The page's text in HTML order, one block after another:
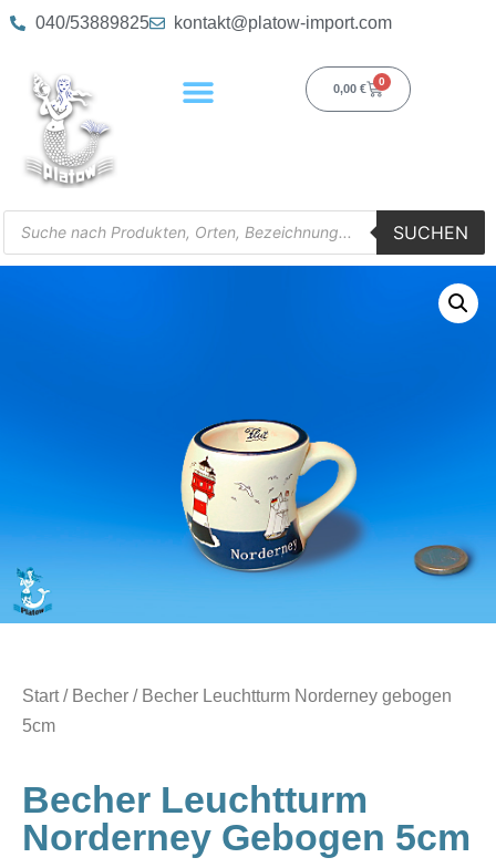
040/53889825 kontakt@platow-import.com
0,00 €
0
SUCHEN
Start/ Becher / Becher Leuchtturm Norderney gebogen
5cm
Becher Leuchtturm
Norderney Gebogen 5cm